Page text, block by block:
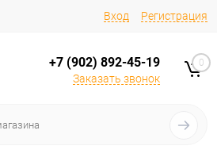
Вход Регистрация
+7 (902) 892-45-19
Заказать звонок
0